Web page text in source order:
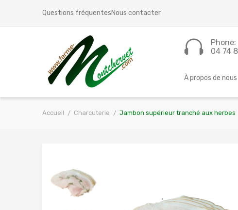
Questions fréquentesNous contacter
Phone:
04 74
À propos de nous
Accueil Charcuterie Jambon supérieur tranché aux herbes